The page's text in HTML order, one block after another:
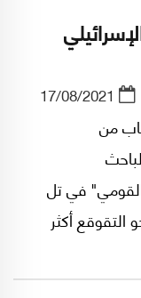
17/08/2021
من
في تل
التقوقع أكثر